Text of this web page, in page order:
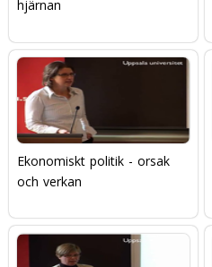
hjärnan
Ekonomiskt politik - orsak
och verkan